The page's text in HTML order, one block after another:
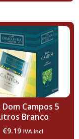
Dom Campos 5
Branco
€9.19 IVA incl